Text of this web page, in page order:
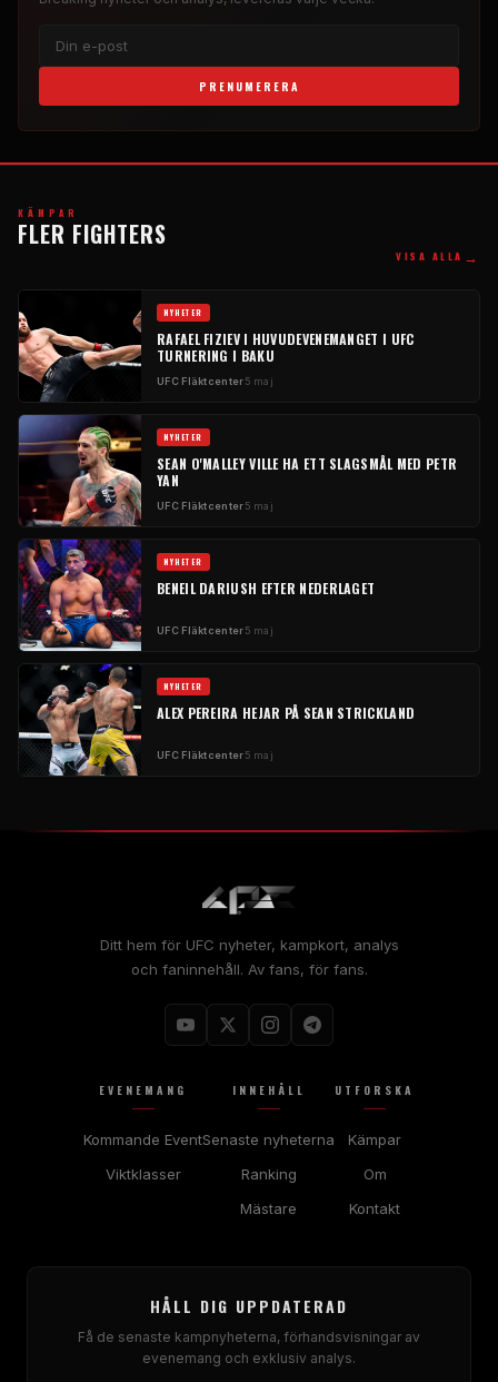
PRENUMERERA
KÄMPAR
FLER FIGHTERS
VISA ALLA →
NYHETER
RAFAEL FIZIEV I HUVUDEVENEMANGET I UFC
TURNERING I BAKU
UFCFläktcenter5 maj
NYHETER
SEAN O'MALLEY VILLE HA ETT SLAGSMÅL MED PETR
YAN
UFCFläktcenter5 maj
NYHETER
BENEIL DARIUSH EFTER NEDERLAGET
UFCFläktcenter5 maj
NYHETER
ALEX PEREIRA HEJAR PÅ SEAN STRICKLAND
UFCFläktcenter5 maj
Ditt hem för UFC nyheter, kampkort, analys
och faninnehåll. Av fans, för fans.
EVENEMANG
Kommande Event
Viktklasser
INNEHÅLL
Senaste nyheterna
Ranking
Mästare
UTFORSKA
Kämpar
Om
Kontakt
HÅLL DIG UPPDATERAD
Få de senaste kampnyheterna, förhandsvisningar av
evenemang och exklusiv analys.